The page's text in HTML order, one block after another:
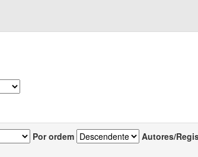
Por ordem Autores/